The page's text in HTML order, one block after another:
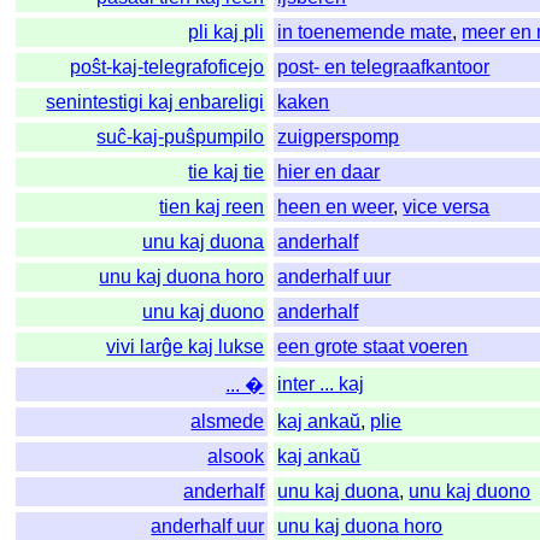
pli kaj pli
in toenemende mate, meer en
poŝt-kaj-telegrafoficejo
post- en telegraafkantoor
senintestigi kaj enbareligi
kaken
suĉ-kaj-puŝpumpilo
zuigperspomp
tie kaj tie
hier en daar
tien kaj reen
heen en weer,vice versa
unu kaj duona
anderhalf
unu kaj duona horo
anderhalf uur
unu kaj duono
anderhalf
vivi larĝe kaj lukse
een grote staat voeren
... �
inter ... kaj
alsmede
kaj ankaŭ, plie
alsook
kaj ankaŭ
anderhalf
unu kaj duona, unu kaj duono
anderhalf uur
unu kaj duona horo